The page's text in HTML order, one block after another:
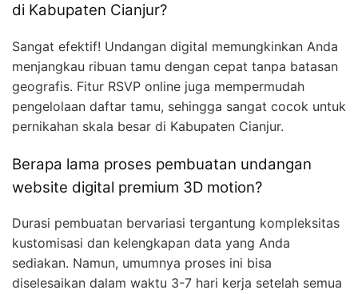
di Kabupaten Cianjur?
Sangat efektif! Undangan digital memungkinkan Anda
menjangkau ribuan tamu dengan cepat tanpa batasan
geografis. Fitur RSVP online juga mempermudah
pengelolaan daftar tamu, sehingga sangat cocok untuk
pernikahan skala besar di Kabupaten Cianjur.
Berapa lama proses pembuatan undangan
website digital premium 3D motion?
Durasi pembuatan bervariasi tergantung kompleksitas
kustomisasi dan kelengkapan data yang Anda
sediakan. Namun, umumnya proses ini bisa
diselesaikan dalam waktu 3-7 hari kerja setelah semua